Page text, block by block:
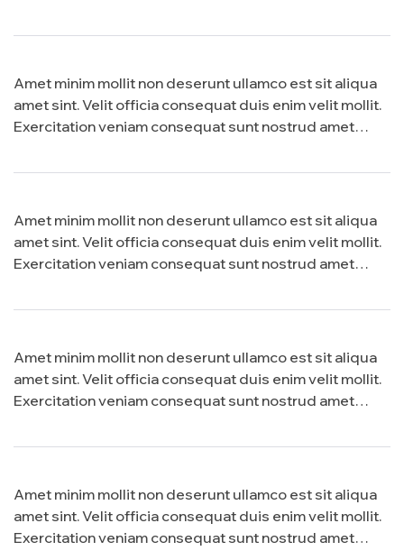
Amet minim mollit non deserunt ullamco est sit aliqua
amet sint. Velit officia consequat duis enim velit mollit.
Exercitation veniam consequat sunt nostrud amet…
Amet minim mollit non deserunt ullamco est sit aliqua
amet sint. Velit officia consequat duis enim velit mollit.
Exercitation veniam consequat sunt nostrud amet…
Amet minim mollit non deserunt ullamco est sit aliqua
amet sint. Velit officia consequat duis enim velit mollit.
Exercitation veniam consequat sunt nostrud amet…
Amet minim mollit non deserunt ullamco est sit aliqua
amet sint. Velit officia consequat duis enim velit mollit.
Exercitation veniam consequat sunt nostrud amet…